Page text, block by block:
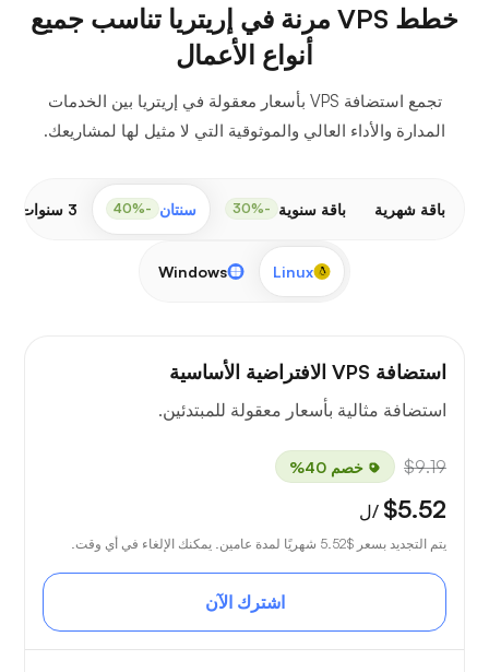
خطط VPS مرنة في إريتريا تناسب جميع
أنواع الأعمال
تجمع استضافة VPS بأسعار معقولة في إريتريا بين الخدمات
المدارة والأداء العالي والموثوقية التي لا مثيل لها لمشاريعك.
باقة شهرية باقة سنوية -30% سنتان -40% 3 سنوات
Linux
Windows
استضافة VPS الافتراضية الأساسية
استضافة مثالية بأسعار معقولة للمبتدئين.
$9.19 خصم 40%
$5.52 /ل
يتم التجديد بسعر $5.52 شهريًا لمدة عامين. يمكنك الإلغاء في أي وقت.
اشترك الآن